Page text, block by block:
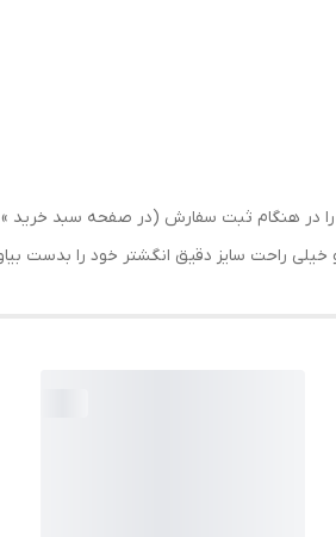
خود را در هنگام ثبت سفارش (در صفحه سبد
راحت سایز دقیق انگشتر خود را بدست